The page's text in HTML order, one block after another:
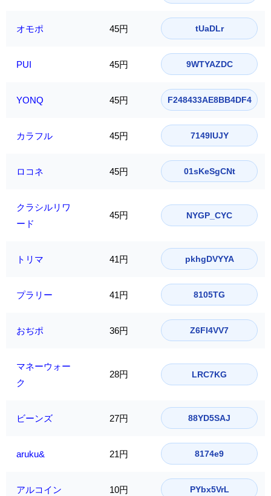
オモポ 45円 tUaDLr
PUI 45円 9WTYAZDC
YONQ 45円 F248433AE8BB4DF4
カラフル 45円 7149IUJY
ロコネ 45円 01sKeSgCNt
クラシルリワ
ード
45円 NYGP_CYC
トリマ 41円 pkhgDVYYA
プラリー 41円 8105TG
おぢポ 36円 Z6FI4VV7
マネーウォー
ク
28円 LRC7KG
ビーンズ 27円 88YD5SAJ
aruku& 21円 8174e9
アルコイン 10円 PYbx5VrL